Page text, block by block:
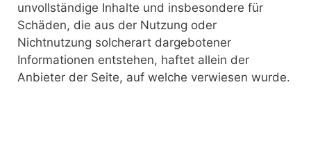
unvollständige Inhalte und insbesondere für
Schäden, die aus der Nutzung oder
Nichtnutzung solcherart dargebotener
Informationen entstehen, haftet allein der
Anbieter der Seite, auf welche verwiesen wurde.